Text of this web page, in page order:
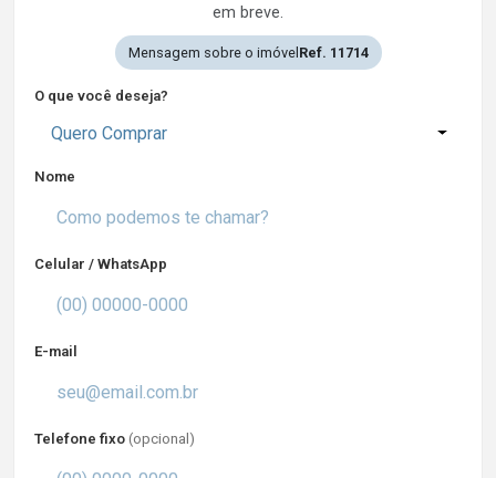
em breve.
Mensagem sobre o imóvelRef. 11714
O que você deseja?
Quero Comprar
Nome
Celular / WhatsApp
E-mail
Telefone fixo (opcional)